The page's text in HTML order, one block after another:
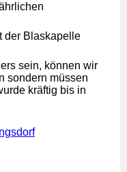
der Blaskapelle
sein, können wir
sondern müssen
kräftig bis in